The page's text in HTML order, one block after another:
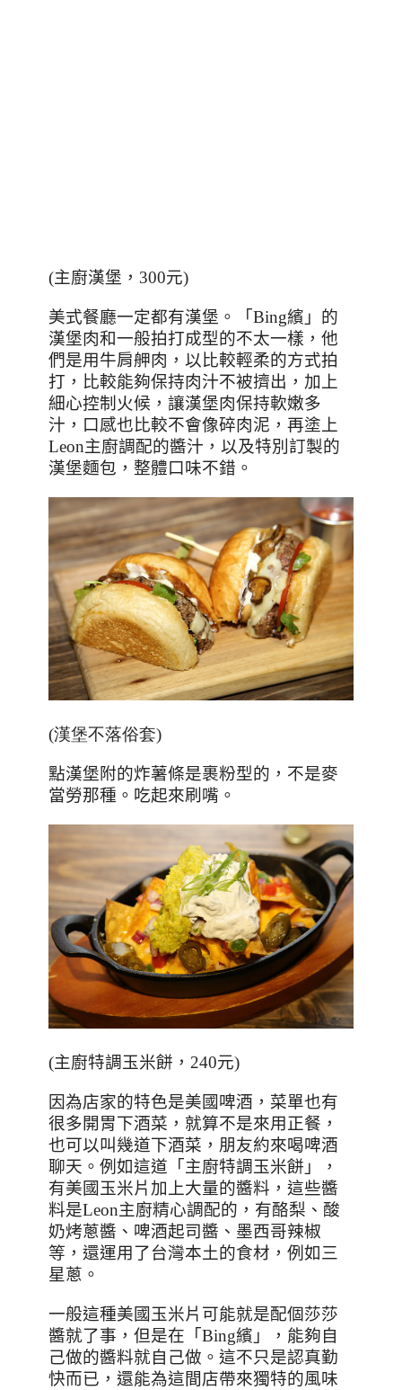
(主廚漢堡，300元)
美式餐廳一定都有漢堡。「Bing繽」的
漢堡肉和一般拍打成型的不太一樣，他
們是用牛肩舺肉，以比較輕柔的方式拍
打，比較能夠保持肉汁不被擠出，加上
細心控制火候，讓漢堡肉保持軟嫩多
汁，口感也比較不會像碎肉泥，再塗上
Leon主廚調配的醬汁，以及特別訂製的
漢堡麵包，整體口味不錯。
(漢堡不落俗套)
點漢堡附的炸薯條是裹粉型的，不是麥
當勞那種。吃起來刷嘴。
(主廚特調玉米餅， 240元)
因為店家的特色是美國啤酒，菜單也有
很多開胃下酒菜，就算不是來用正餐，
也可以叫幾道下酒菜，朋友約來喝啤酒
聊天。例如這道「主廚特調玉米餅」，
有美國玉米片加上大量的醬料，這些醬
料是Leon主廚精心調配的，有酪梨、酸
奶烤蔥醬、啤酒起司醬、墨西哥辣椒
等，還運用了台灣本土的食材，例如三
星蔥。
一般這種美國玉米片可能就是配個莎莎
醬就了事，但是在「 Bing繽」，能夠自
己做的醬料就自己做。這不只是認真勤
快而已，還能為這間店帶來獨特的風味